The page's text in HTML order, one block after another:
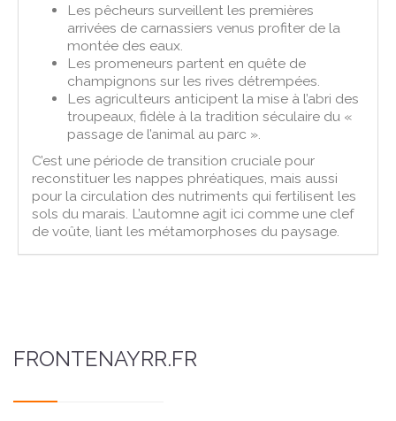
Les pêcheurs surveillent les premières
arrivées de carnassiers venus profiter de la
montée des eaux.
Les promeneurs partent en quête de
champignons sur les rives détrempées.
Les agriculteurs anticipent la mise à l’abri des
troupeaux, fidèle à la tradition séculaire du «
passage de l’animal au parc ».
C’est une période de transition cruciale pour
reconstituer les nappes phréatiques, mais aussi
pour la circulation des nutriments qui fertilisent les
sols du marais. L’automne agit ici comme une clef
de voûte, liant les métamorphoses du paysage.
FRONTENAYRR.FR